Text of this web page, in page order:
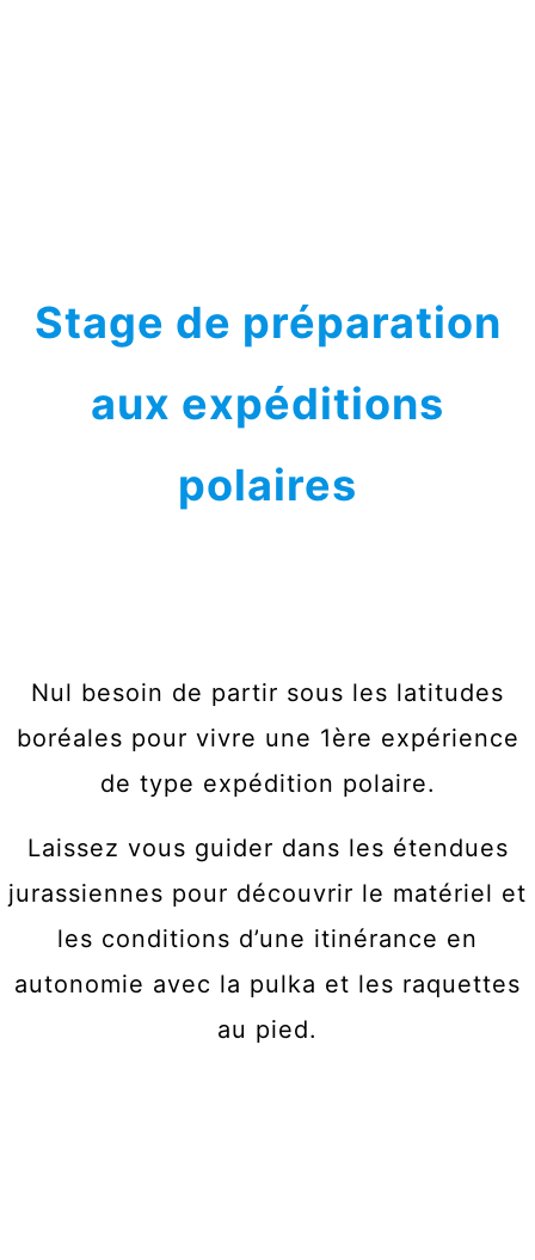
Stage de préparation
aux expéditions
polaires
Nul besoin de partir sous les latitudes
boréales pour vivre une 1ère expérience
de type expédition polaire.
Laissez vous guider dans les étendues
jurassiennes pour découvrir le matériel et
les conditions d’une itinérance en
autonomie avec la pulka et les raquettes
au pied.